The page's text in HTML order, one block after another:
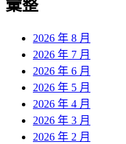
彙整
2026 年 8 月
2026 年 7 月
2026 年 6 月
2026 年 5 月
2026 年 4 月
2026 年 3 月
2026 年 2 月